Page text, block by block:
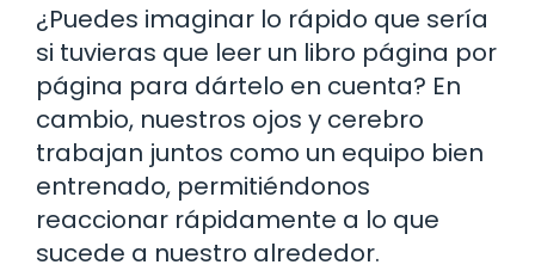
¿Puedes imaginar lo rápido que sería
si tuvieras que leer un libro página por
página para dártelo en cuenta? En
cambio, nuestros ojos y cerebro
trabajan juntos como un equipo bien
entrenado, permitiéndonos
reaccionar rápidamente a lo que
sucede a nuestro alrededor.